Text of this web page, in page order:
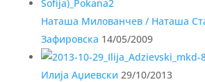
Наташа Милованчев / Наташа
Зафировска 14/05/2009
Илија Аџиевски 29/10/2013